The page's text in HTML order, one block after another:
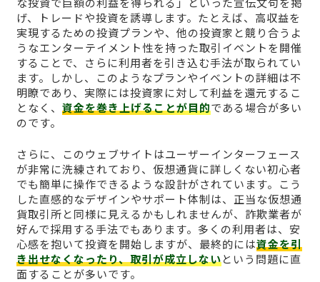
げ、トレードや投資を誘導します。たとえば、高収益を
実現するための投資プランや、他の投資家と競り合うよ
うなエンターテイメント性を持った取引イベントを開催
することで、さらに利用者を引き込む手法が取られてい
ます。しかし、このようなプランやイベントの詳細は不
明瞭であり、実際には投資家に対して利益を還元するこ
となく、 資金を巻き上げることが目的である場合が多い
のです。
さらに、このウェブサイトはユーザーインターフェース
が非常に洗練されており、仮想通貨に詳しくない初心者
でも簡単に操作できるような設計がされています。こう
した直感的なデザインやサポート体制は、正当な仮想通
貨取引所と同様に見えるかもしれませんが、詐欺業者が
好んで採用する手法でもあります。多くの利用者は、安
心感を抱いて投資を開始しますが、最終的には資金を引
き出せなくなったり、取引が成立しないという問題に直
面することが多いです。